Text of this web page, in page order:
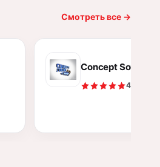
Смотреть все →
Concept Sound
4.9